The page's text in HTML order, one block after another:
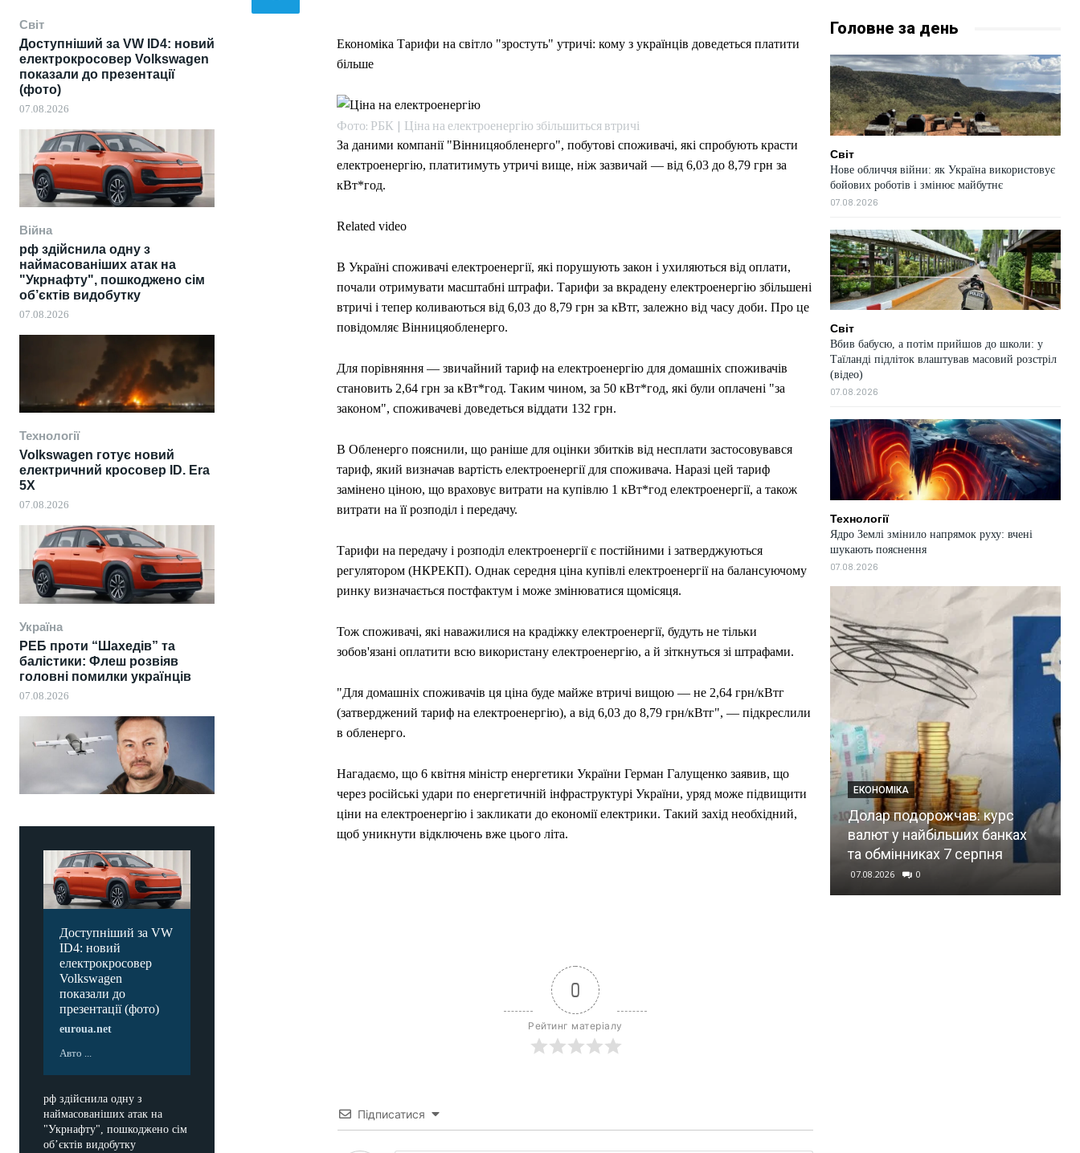
Світ
Доступніший за VW ID4: новий
електрокросовер Volkswagen
показали до презентації
(фото)
07.08.2026
Війна
рф здійснила одну з
наймасованіших атак на
"Укрнафту", пошкоджено сім
об’єктів видобутку
07.08.2026
Технології
Volkswagen готує новий
електричний кросовер ID. Era
5X
07.08.2026
Україна
РЕБ проти “Шахедів” та
балістики: Флеш розвіяв
головні помилки українців
07.08.2026
Доступніший за VW
ID4: новий
електрокросовер
Volkswagen
показали до
презентації (фото)
euroua.net
Авто ...
рф здійснила одну з
наймасованіших атак на
"Укрнафту", пошкоджено сім
об’єктів видобутку
Економіка Тарифи на світло "зростуть" утричі: кому з українців доведеться платити
більше
Фото: РБК | Ціна на електроенергію збільшиться втричі
За даними компанії "Вінницяобленерго", побутові споживачі, які спробують красти
електроенергію, платитимуть утричі вище, ніж зазвичай — від 6,03 до 8,79 грн за
кВт*год.
Related video
В Україні споживачі електроенергії, які порушують закон і ухиляються від оплати,
почали отримувати масштабні штрафи. Тарифи за вкрадену електроенергію збільшені
втричі і тепер коливаються від 6,03 до 8,79 грн за кВтг, залежно від часу доби. Про це
повідомляє Вінницяобленерго.
Для порівняння — звичайний тариф на електроенергію для домашніх споживачів
становить 2,64 грн за кВт*год. Таким чином, за 50 кВт*год, які були оплачені "за
законом", споживачеві доведеться віддати 132 грн.
В Обленерго пояснили, що раніше для оцінки збитків від несплати застосовувався
тариф, який визначав вартість електроенергії для споживача. Наразі цей тариф
замінено ціною, що враховує витрати на купівлю 1 кВт*год електроенергії, а також
витрати на її розподіл і передачу.
Тарифи на передачу і розподіл електроенергії є постійними і затверджуються
регулятором (НКРЕКП). Однак середня ціна купівлі електроенергії на балансуючому
ринку визначається постфактум і може змінюватися щомісяця.
Тож споживачі, які наважилися на крадіжку електроенергії, будуть не тільки
зобов'язані оплатити всю використану електроенергію, а й зіткнуться зі штрафами.
"Для домашніх споживачів ця ціна буде майже втричі вищою — не 2,64 грн/кВтг
(затверджений тариф на електроенергію), а від 6,03 до 8,79 грн/кВтг", — підкреслили
в обленерго.
Нагадаємо, що 6 квітня міністр енергетики України Герман Галущенко заявив, що
через російські удари по енергетичній інфраструктурі України, уряд може підвищити
ціни на електроенергію і закликати до економії електрики. Такий захід необхідний,
щоб уникнути відключень вже цього літа.
0
Рейтинг матеріалу
Підписатися
Головне за день
Світ
Нове обличчя війни: як Україна використовує
бойових роботів і змінює майбутнє
07.08.2026
Світ
Вбив бабусю, а потім прийшов до школи: у
Таїланді підліток влаштував масовий розстріл
(відео)
07.08.2026
Технології
Ядро Землі змінило напрямок руху: вчені
шукають пояснення
07.08.2026
ЕКОНОМІКА
Долар подорожчав: курс
валют у найбільших банках
та обмінниках 7 серпня
07.08.2026 0